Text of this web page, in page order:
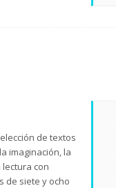
de textos
imaginación, la
con
de siete y ocho